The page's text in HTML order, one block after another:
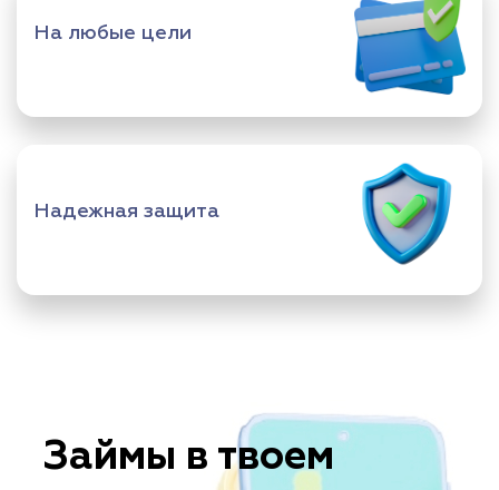
На любые цели
Надежная защита
Займы в твоем